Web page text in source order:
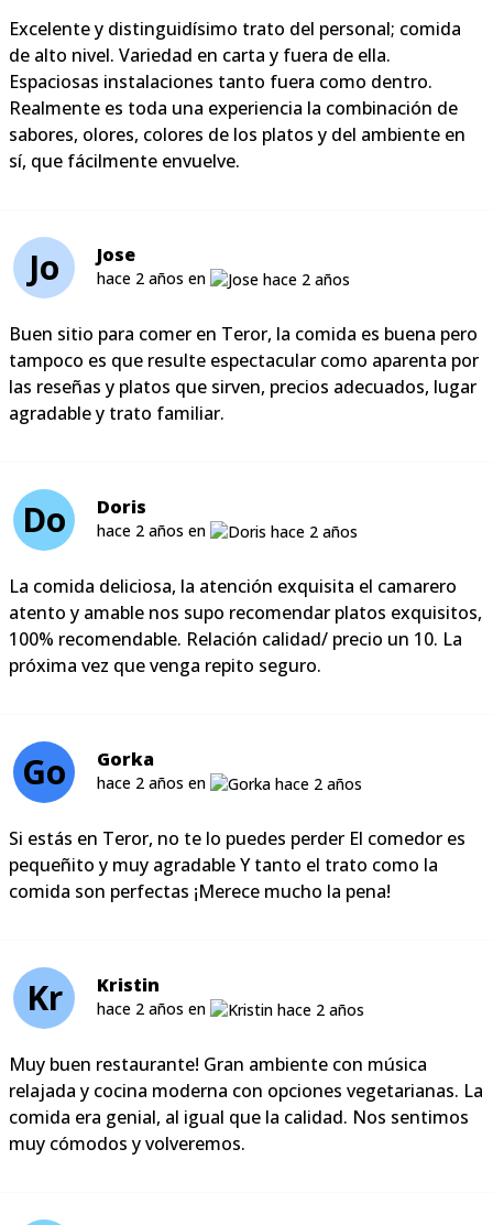
Excelente y distinguidísimo trato del personal; comida
de alto nivel. Variedad en carta y fuera de ella.
Espaciosas instalaciones tanto fuera como dentro.
Realmente es toda una experiencia la combinación de
sabores, olores, colores de los platos y del ambiente en
sí, que fácilmente envuelve.
Jo Jose
hace 2 años en
Buen sitio para comer en Teror, la comida es buena pero
tampoco es que resulte espectacular como aparenta por
las reseñas y platos que sirven, precios adecuados, lugar
agradable y trato familiar.
Do Doris
hace 2 años en
La comida deliciosa, la atención exquisita el camarero
atento y amable nos supo recomendar platos exquisitos,
100% recomendable. Relación calidad/ precio un 10. La
próxima vez que venga repito seguro.
Go Gorka
hace 2 años en
Si estás en Teror, no te lo puedes perder El comedor es
pequeñito y muy agradable Y tanto el trato como la
comida son perfectas ¡Merece mucho la pena!
Kr Kristin
hace 2 años en
Muy buen restaurante! Gran ambiente con música
relajada y cocina moderna con opciones vegetarianas. La
comida era genial, al igual que la calidad. Nos sentimos
muy cómodos y volveremos.